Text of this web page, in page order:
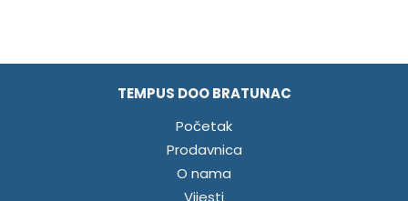
TEMPUS DOO BRATUNAC
Početak
Prodavnica
O nama